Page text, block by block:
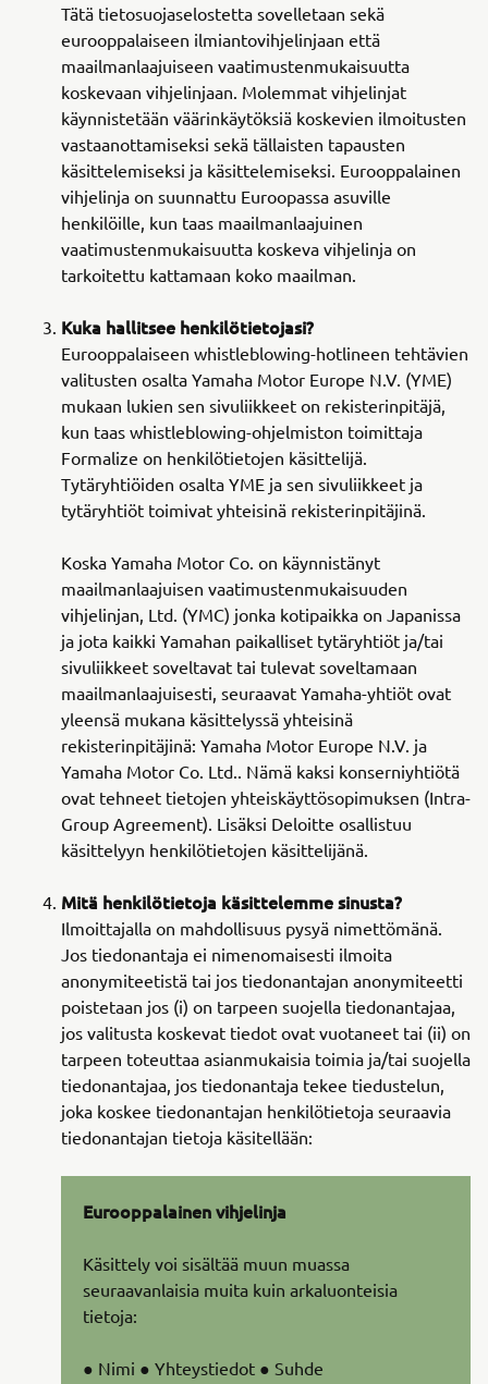
Tätä tietosuojaselostetta sovelletaan sekä
eurooppalaiseen ilmiantovihjelinjaan että
maailmanlaajuiseen vaatimustenmukaisuutta
koskevaan vihjelinjaan. Molemmat vihjelinjat
käynnistetään väärinkäytöksiä koskevien ilmoitusten
vastaanottamiseksi sekä tällaisten tapausten
käsittelemiseksi ja käsittelemiseksi. Eurooppalainen
vihjelinja on suunnattu Euroopassa asuville
henkilöille, kun taas maailmanlaajuinen
vaatimustenmukaisuutta koskeva vihjelinja on
tarkoitettu kattamaan koko maailman.
Kuka hallitsee henkilötietojasi?
Eurooppalaiseen whistleblowing-hotlineen tehtävien
valitusten osalta Yamaha Motor Europe N.V. (YME)
mukaan lukien sen sivuliikkeet on rekisterinpitäjä,
kun taas whistleblowing-ohjelmiston toimittaja
Formalize on henkilötietojen käsittelijä.
Tytäryhtiöiden osalta YME ja sen sivuliikkeet ja
tytäryhtiöt toimivat yhteisinä rekisterinpitäjinä.
Koska Yamaha Motor Co. on käynnistänyt
maailmanlaajuisen vaatimustenmukaisuuden
vihjelinjan, Ltd. (YMC) jonka kotipaikka on Japanissa
ja jota kaikki Yamahan paikalliset tytäryhtiöt ja/tai
sivuliikkeet soveltavat tai tulevat soveltamaan
maailmanlaajuisesti, seuraavat Yamaha-yhtiöt ovat
yleensä mukana käsittelyssä yhteisinä
rekisterinpitäjinä: Yamaha Motor Europe N.V. ja
Yamaha Motor Co. Ltd.. Nämä kaksi konserniyhtiötä
ovat tehneet tietojen yhteiskäyttösopimuksen (Intra-
Group Agreement). Lisäksi Deloitte osallistuu
käsittelyyn henkilötietojen käsittelijänä.
Mitä henkilötietoja käsittelemme sinusta?
Ilmoittajalla on mahdollisuus pysyä nimettömänä.
Jos tiedonantaja ei nimenomaisesti ilmoita
anonymiteetistä tai jos tiedonantajan anonymiteetti
poistetaan jos (i) on tarpeen suojella tiedonantajaa,
jos valitusta koskevat tiedot ovat vuotaneet tai (ii) on
tarpeen toteuttaa asianmukaisia toimia ja/tai suojella
tiedonantajaa, jos tiedonantaja tekee tiedustelun,
joka koskee tiedonantajan henkilötietoja seuraavia
tiedonantajan tietoja käsitellään:
Eurooppalainen vihjelinja
Käsittely voi sisältää muun muassa
seuraavanlaisia muita kuin arkaluonteisia
tietoja:
● Nimi ● Yhteystiedot ● Suhde